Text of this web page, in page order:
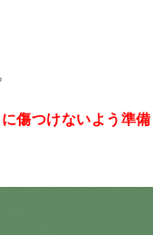
傷つけないよう準備